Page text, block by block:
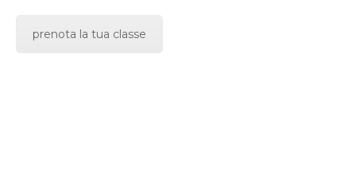
prenota la tua classe